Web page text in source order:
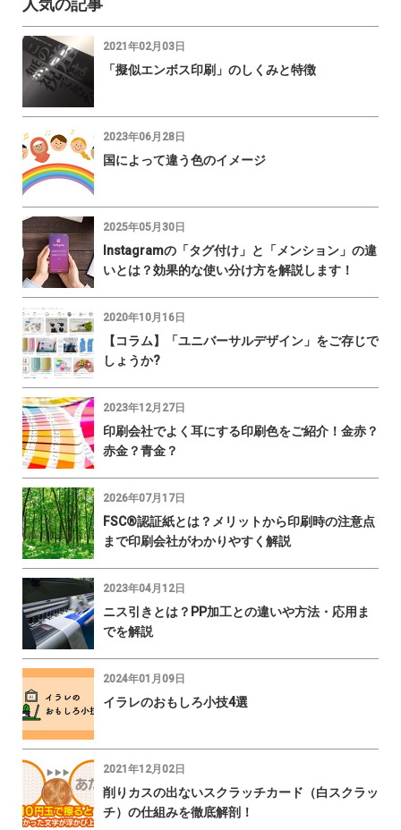
人気の記事
2021年02月03日
「擬似エンボス印刷」のしくみと特徴
2023年06月28日
国によって違う色のイメージ
2025年05月30日
Instagramの「タグ付け」と「メンション」の違
いとは？効果的な使い分け方を解説します！
2020年10月16日
【コラム】「ユニバーサルデザイン」をご存じで
しょうか?
2023年12月27日
印刷会社でよく耳にする印刷色をご紹介！金赤？
赤金？青金？
2026年07月17日
FSC®認証紙とは？メリットから印刷時の注意点
まで印刷会社がわかりやすく解説
2023年04月12日
ニス引きとは？PP加工との違いや方法・応用ま
でを解説
2024年01月09日
イラレのおもしろ小技4選
2021年12月02日
削りカスの出ないスクラッチカード（白スクラッ
チ）の仕組みを徹底解剖！